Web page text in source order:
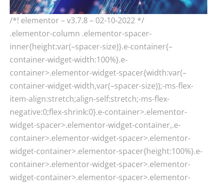
/*! elementor – v3.7.8 – 02-10-2022 */
.elementor-column .elementor-spacer-
inner{height:var(–spacer-size)}.e-container{–
container-widget-width:100%}.e-
container>.elementor-widget-spacer{width:var(–
container-widget-width,var(–spacer-size));-ms-flex-
item-align:stretch;align-self:stretch;-ms-flex-
negative:0;flex-shrink:0}.e-container>.elementor-
widget-spacer>.elementor-widget-container,.e-
container>.elementor-widget-spacer>.elementor-
widget-container>.elementor-spacer{height:100%}.e-
container>.elementor-widget-spacer>.elementor-
widget-container>.elementor-spacer>.elementor-